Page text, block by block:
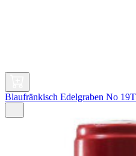
Blaufränkisch Edelgraben No